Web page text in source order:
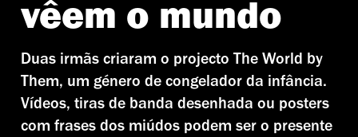
vêem o mundo
Duas irmãs criaram o projecto The World by
Them, um género de congelador da infância.
Vídeos, tiras de banda desenhada ou posters
com frases dos miúdos podem ser o presente